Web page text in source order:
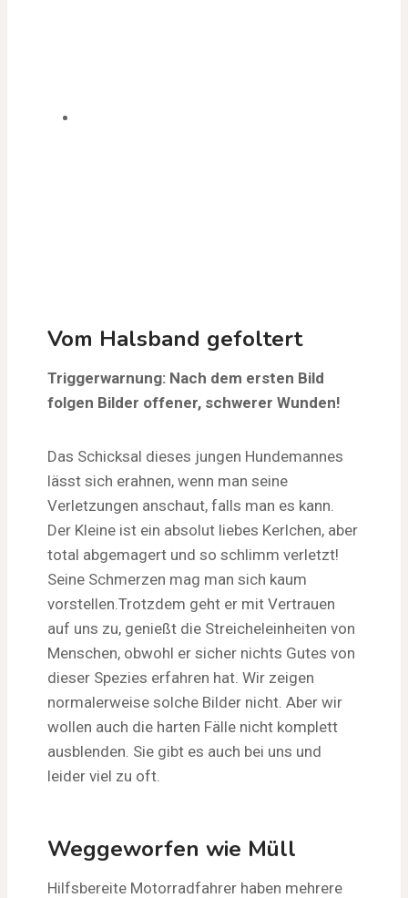
Vom Halsband gefoltert
Triggerwarnung: Nach dem ersten Bild
folgen Bilder offener, schwerer Wunden!
Das Schicksal dieses jungen Hundemannes
lässt sich erahnen, wenn man seine
Verletzungen anschaut, falls man es kann.
Der Kleine ist ein absolut liebes Kerlchen, aber
total abgemagert und so schlimm verletzt!
Seine Schmerzen mag man sich kaum
vorstellen.Trotzdem geht er mit Vertrauen
auf uns zu, genießt die Streicheleinheiten von
Menschen, obwohl er sicher nichts Gutes von
dieser Spezies erfahren hat. Wir zeigen
normalerweise solche Bilder nicht. Aber wir
wollen auch die harten Fälle nicht komplett
ausblenden. Sie gibt es auch bei uns und
leider viel zu oft.
Weggeworfen wie Müll
Hilfsbereite Motorradfahrer haben mehrere